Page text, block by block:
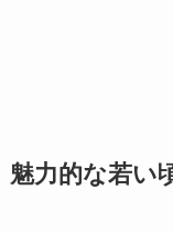
魅力的な若い